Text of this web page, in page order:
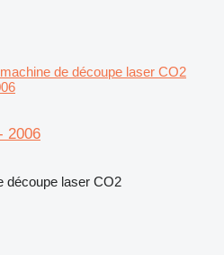
machine de découpe laser CO2
2006
découpe laser CO2